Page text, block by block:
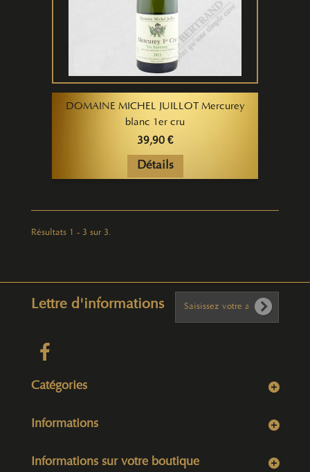
DOMAINE MICHEL JUILLOT Mercurey
blanc 1er cru
39,90 €
Détails
Résultats 1 - 3 sur 3.
Lettre d'informations
Catégories
Informations
Informations sur votre boutique